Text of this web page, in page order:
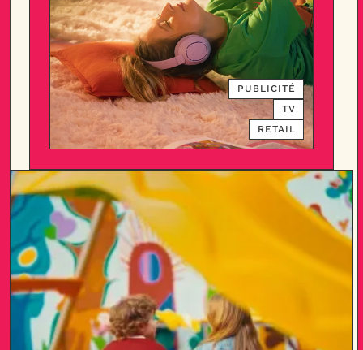
PUBLICITÉ
TV
RETAIL